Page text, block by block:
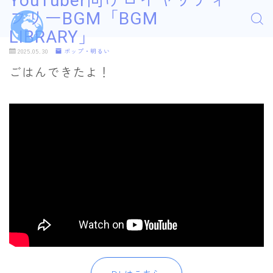
フリーBGM「BGM
LIBRARY」
2025.05.30 ポップ・明るい
ごはんできたよ！